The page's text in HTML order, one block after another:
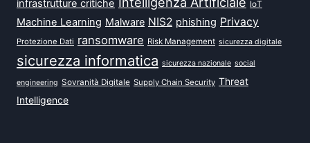
infrastrutture critiche IoT
Machine Learning Malware NIS2 phishing Privacy
Protezione Dati ransomware Risk Management sicurezza digitale
sicurezza informatica sicurezza nazionale social
engineering Sovranità Digitale Supply Chain Security Threat
Intelligence